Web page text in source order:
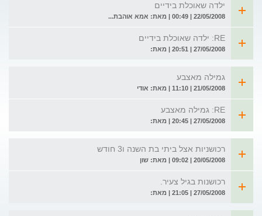
ילדה שאוכלת בידיים
22/05/2008 | 00:49 | מאת: אמא אוהבת...
RE: ילדה שאוכלת בידיים
27/05/2008 | 20:51 | מאת:
גמילה מאצבע
21/05/2008 | 11:10 | מאת: אודי
RE: גמילה מאצבע
27/05/2008 | 20:45 | מאת:
רכושניות אצל ביתי בת השנה ו3 חודש
20/05/2008 | 09:02 | מאת: שון
רכושנות בגיל צעיר.
27/05/2008 | 21:05 | מאת: